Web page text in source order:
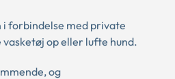
forbindelse med private
op eller lufte hund.
og